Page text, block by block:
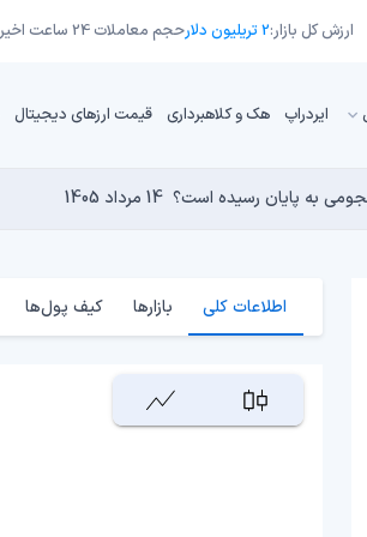
ارزش کل بازار:2 تریلیون دلار حجم معاملات 24 ساعت اخیر:
ایردراپ هک و کلاهبرداری قیمت ارزهای دیجیتال
به پایان رسیده است؟ 14 مرداد 1405 14 مرداد 1405 13 مرداد 1405 کریپتو تبدیل شدند؟ 13 مرداد 1405 12 مرداد 1405
اطلاعات کلی بازارها کیف پول‌ها